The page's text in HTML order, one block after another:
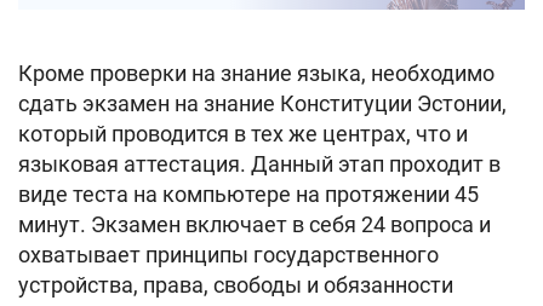
Кроме проверки на знание языка, необходимо
сдать экзамен на знание Конституции Эстонии,
который проводится в тех же центрах, что и
языковая аттестация. Данный этап проходит в
виде теста на компьютере на протяжении 45
минут. Экзамен включает в себя 24 вопроса и
охватывает принципы государственного
устройства, права, свободы и обязанности